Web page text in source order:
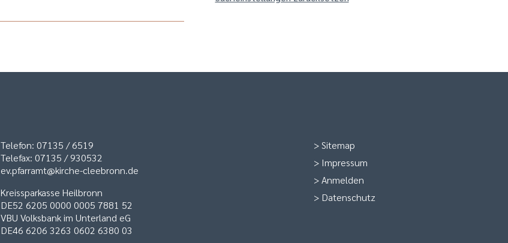
Telefon: 07135 / 6519
Telefax: 07135 / 930532
ev.pfarramt@kirche-cleebronn.de
Kreissparkasse Heilbronn
DE52 6205 0000 0005 7881 52
VBU Volksbank im Unterland eG
DE46 6206 3263 0602 6380 03
>Sitemap
> Impressum
>Anmelden
> Datenschutz